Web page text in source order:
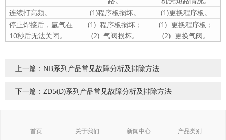
连续打高频。
(1)程序板损坏。
(1)更换程序板。
停止焊接后，氩气在
10秒后无法关闭。
(1) 程序板损坏；
(2) 气阀损坏。
(1) 更换程序板；
(2) 更换气阀。
上一篇：NB系列产品常见故障分析及排除方法
下一篇：ZD5(D)系列产品常见故障分析及排除方法
首页 关于我们 新闻中心 产品类别